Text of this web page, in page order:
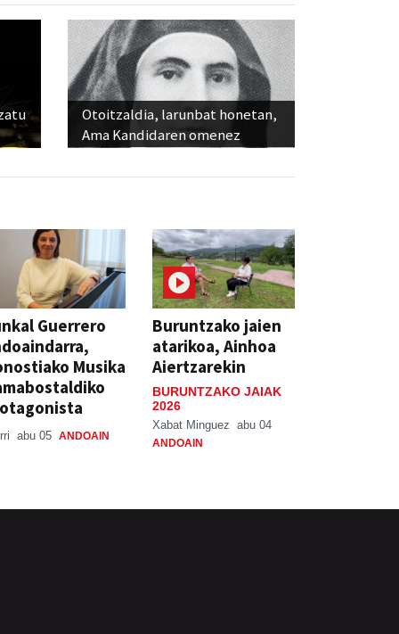
Otoitzaldia, larunbat honetan,
Ama Kandidaren omenez
Guerrero
Musika
abu 05 ANDOAIN
Buruntzako jaien
atarikoa, Ainhoa
Aiertzarekin
BURUNTZAKO JAIAK
2026
Xabat Minguez abu 04
ANDOAIN